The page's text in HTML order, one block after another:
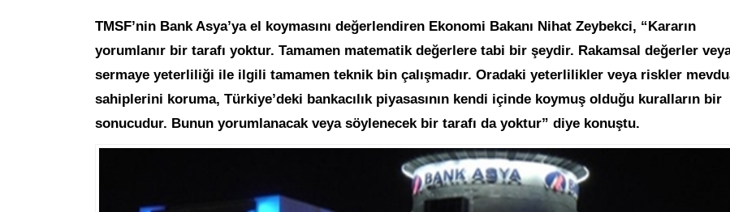
TMSF’nin Bank Asya’ya el koymasını değerlendiren Ekonomi Bakanı Nihat Zeybekci, “Kararın
yorumlanır bir tarafı yoktur. Tamamen matematik değerlere tabi bir şeydir. Rakamsal değerler
sermaye yeterliliği ile ilgili tamamen teknik bin çalışmadır. Oradaki yeterlilikler veya riskler
sahiplerini koruma, Türkiye’deki bankacılık piyasasının kendi içinde koymuş olduğu kuralların bir
sonucudur. Bunun yorumlanacak veya söylenecek bir tarafı da yoktur” diye konuştu.